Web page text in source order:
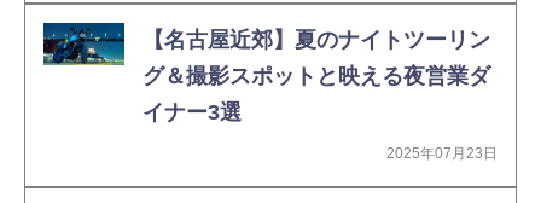
【名古屋近郊】夏のナイトツーリン
グ＆撮影スポットと映える夜営業ダ
イナー3選
2025年07月23日